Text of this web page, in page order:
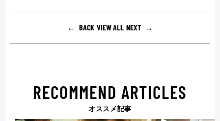
BACK VIEW ALL NEXT
RECOMMEND ARTICLES
オススメ記事